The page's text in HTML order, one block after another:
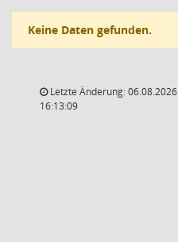
Keine Daten gefunden.
Letzte Änderung: 06.08.2026
16:13:09